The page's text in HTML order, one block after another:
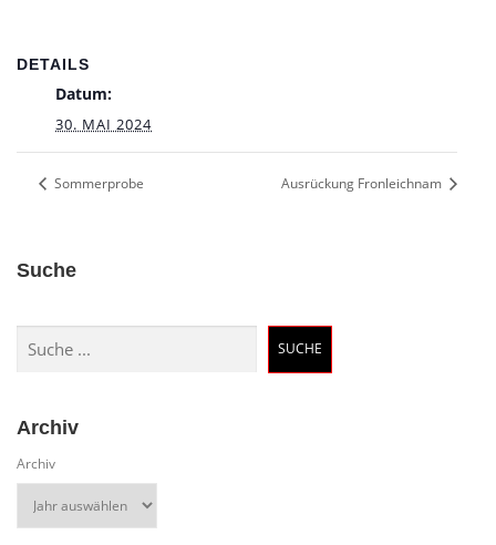
DETAILS
Datum:
30. MAI 2024
Sommerprobe Ausrückung Fronleichnam
Suche
SUCHE
Archiv
Archiv